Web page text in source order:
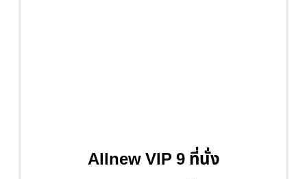
Allnew VIP 9 ที่นั่ง